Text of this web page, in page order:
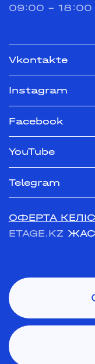
09:00 - 18:00
Vkontakte
Instagram
Facebook
YouTube
Telegram
ОФЕРТА
ETAGE.KZ